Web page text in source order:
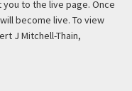
to the live page. Once
become live. To view
J Mitchell-Thain,